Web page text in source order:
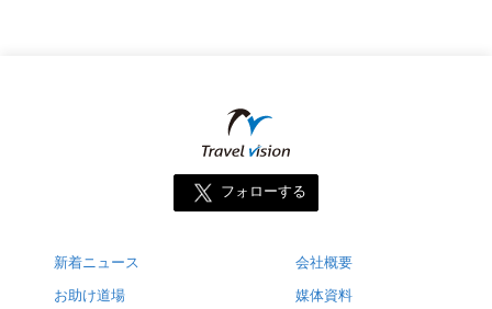
フォローする
新着ニュース
お助け道場
会社概要
媒体資料